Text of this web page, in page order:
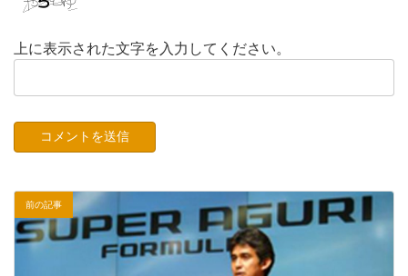
上に表示された文字を入力してください。
前の記事